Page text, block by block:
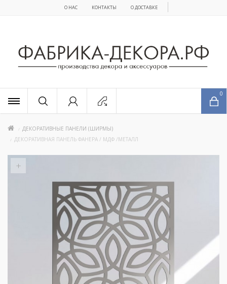
О НАС КОНТАКТЫ О ДОСТАВКЕ
0
ДЕКОРАТИВНЫЕ ПАНЕЛИ (ШИРМЫ)
ДЕКОРАТИВНАЯ ПАНЕЛЬ ФАНЕРА / МДФ /МЕТАЛЛ
+